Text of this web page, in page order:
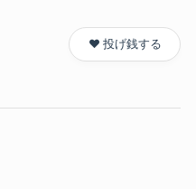
❤️ 投げ銭する